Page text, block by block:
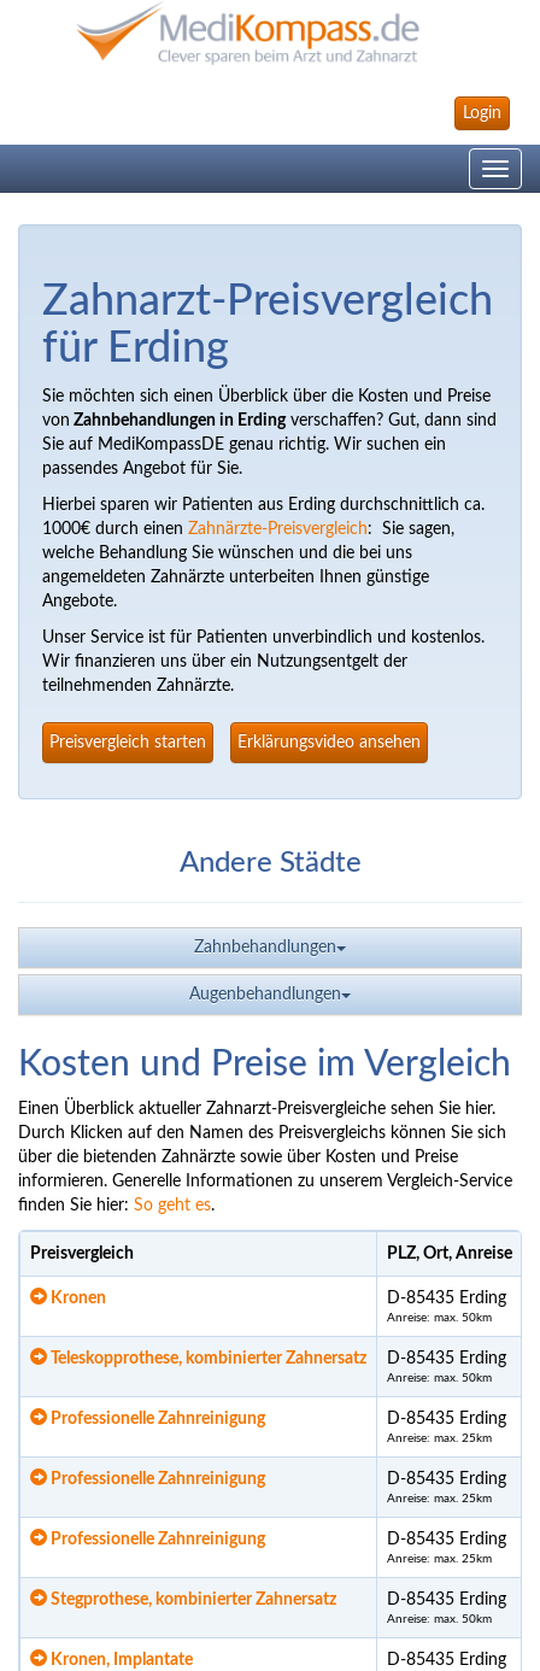
Login
Toggle
Zahnarzt-Preisvergleich
für Erding
Sie möchten sich einen Überblick über die Kosten und Preise
von Zahnbehandlungen in Erdingverschaffen? Gut, dann sind
Sie auf MediKompassDE genau richtig. Wir suchen ein
passendes Angebot für Sie.
Hierbei sparen wir Patienten aus Erding durchschnittlich ca.
1000€ durch einen Zahnärzte-Preisvergleich: Sie sagen,
welche Behandlung Sie wünschen und die bei uns
angemeldeten Zahnärzte unterbeiten Ihnen günstige
Angebote.
Unser Service ist für Patienten unverbindlich und kostenlos.
Wir finanzieren uns über ein Nutzungsentgelt der
teilnehmenden Zahnärzte.
Preisvergleich starten Erklärungsvideo ansehen
Andere Städte
Zahnbehandlungen
Augenbehandlungen
Kosten und Preise im Vergleich
Einen Überblick aktueller Zahnarzt-Preisvergleiche sehen Sie hier.
Durch Klicken auf den Namen des Preisvergleichs können Sie sich
über die bietenden Zahnärzte sowie über Kosten und Preise
informieren. Generelle Informationen zu unserem Vergleich-Service
finden Sie hier: So geht es.
Preisvergleich PLZ, Ort, Anreise
Kronen D-85435 Erding
Anreise: max. 50km
Teleskopprothese, kombinierter Zahnersatz D-85435 Erding
Anreise: max. 50km
Professionelle Zahnreinigung D-85435 Erding
Anreise: max. 25km
Professionelle Zahnreinigung D-85435 Erding
Anreise: max. 25km
Professionelle Zahnreinigung D-85435 Erding
Anreise: max. 25km
Stegprothese, kombinierter Zahnersatz D-85435 Erding
Anreise: max. 50km
Kronen, Implantate D-85435 Erding